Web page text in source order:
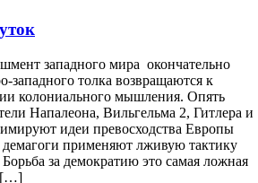
западного мира окончательно
западного толка возвращаются к
колониального мышления. Опять
Напалеона, Вильгельма 2, Гитлера и
идеи превосходства Европы
применяют лживую тактику
за демократию это самая ложная
[…]